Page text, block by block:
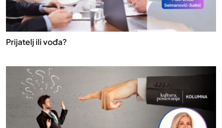
Prijatelj ili vođa?